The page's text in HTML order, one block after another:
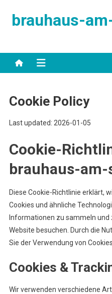
brauhaus-
Cookie Policy
Last updated: 2026-01-05
Cookie-
brauhaus-
Diese Cookie-Richtlinie erklärt,
Cookies und ähnliche
Informationen zu sammeln und
Website besuchen. Durch die
Sie der Verwendung von
Cookies &
Wir verwenden verschiedene